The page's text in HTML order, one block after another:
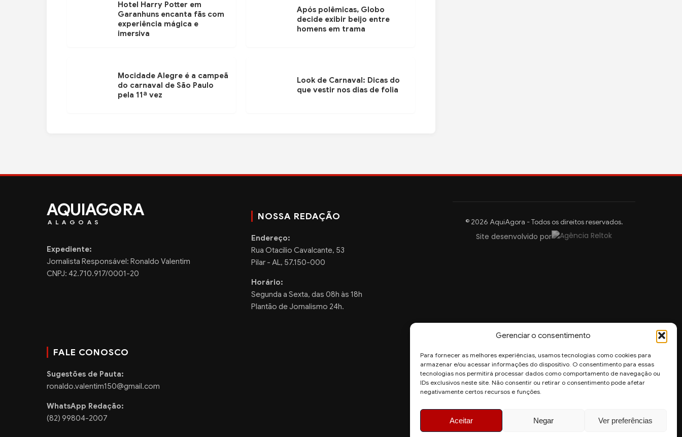
Gerenciar o consentimento
Para fornecer as melhores experiências, usamos tecnologias como cookies para
armazenar e/ou acessar informações do dispositivo. O consentimento para essas
tecnologias nos permitirá processar dados como comportamento de navegação ou
IDs exclusivos neste site. Não consentir ou retirar o consentimento pode afetar
negativamente certos recursos e funções.
Aceitar Negar Ver preferências
Hotel Harry Potter em
Garanhuns encanta fãs com
experiência mágica e
imersiva
Após polêmicas, Globo
decide exibir beijo entre
homens em trama
Mocidade Alegre é a campeã
do carnaval de São Paulo
pela 11ª vez
Look de Carnaval: Dicas do
que vestir nos dias de folia
AQUIAG RA
ALAGOAS
Expediente:
Jornalista Responsável: Ronaldo Valentim
CNPJ: 42.710.917/0001-20
NOSSA REDAÇÃO
Endereço:
Rua Otacilio Cavalcante, 53
Pilar - AL, 57.150-000
Horário:
Segunda a Sexta, das 08h às 18h
Plantão de Jornalismo 24h.
FALE CONOSCO
Sugestões de Pauta:
ronaldo.valentim150@gmail.com
WhatsApp Redação:
(82) 99804-2007
© 2026 AquiAgora - Todos os direitos reservados.
Site desenvolvido por